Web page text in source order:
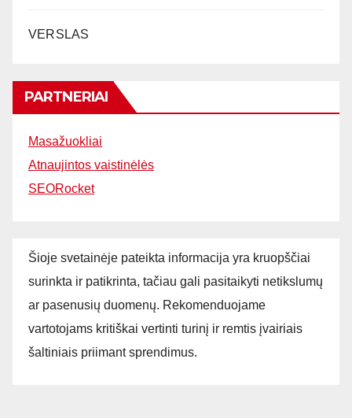
VERSLAS
PARTNERIAI
Masažuokliai
Atnaujintos vaistinėlės
SEORocket
Šioje svetainėje pateikta informacija yra kruopščiai
surinkta ir patikrinta, tačiau gali pasitaikyti netikslumų
ar pasenusių duomenų. Rekomenduojame
vartotojams kritiškai vertinti turinį ir remtis įvairiais
šaltiniais priimant sprendimus.